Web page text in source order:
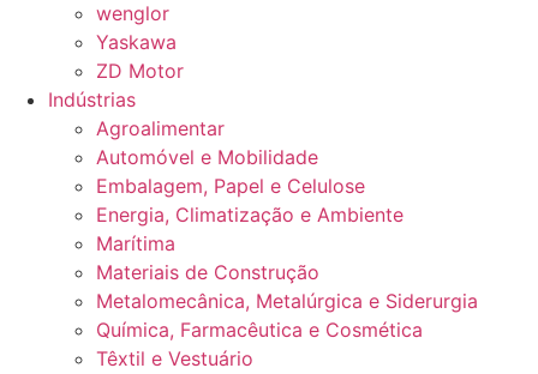
wenglor
Yaskawa
ZD Motor
Indústrias
Agroalimentar
Automóvel e Mobilidade
Embalagem, Papel e Celulose
Energia, Climatização e Ambiente
Marítima
Materiais de Construção
Metalomecânica, Metalúrgica e Siderurgia
Química, Farmacêutica e Cosmética
Têxtil e Vestuário